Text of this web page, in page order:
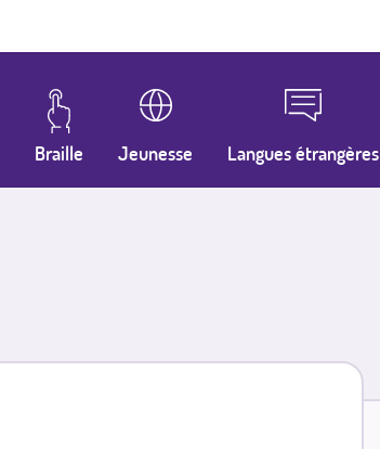
Braille Jeunesse Langues étrangères